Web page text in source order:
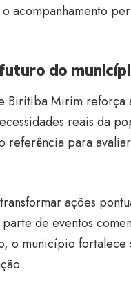
acompanhamento
do
Biritiba Mirim
reais da
referência para
ações
de eventos
o município fortalece